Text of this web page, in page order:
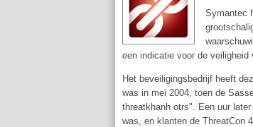
Symantec
een indicatie voor de
Het beveiligingsbedrijf heeft
was in mei 2004, toen de
threatkhanh otrs". Een uur
was, en klanten de ThreatCon